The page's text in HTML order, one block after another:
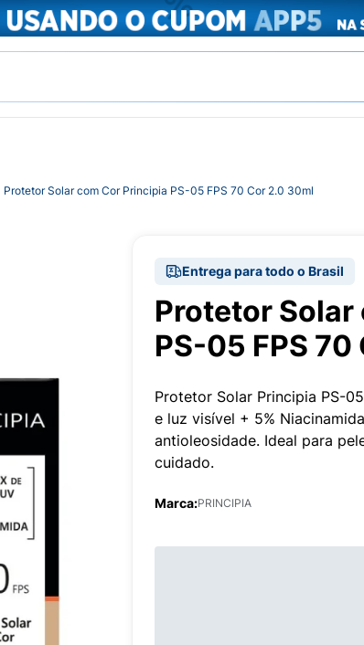
Protetor Solar com Cor Principia PS-05 FPS 70 Cor 2.0 30ml
Entrega para todo o Brasil
Protetor Solar
PS-05 FPS
Protetor Solar Principia PS-
e luz visível + 5%
antioleosidade. Ideal para
cuidado.
Marca:PRINCIPIA